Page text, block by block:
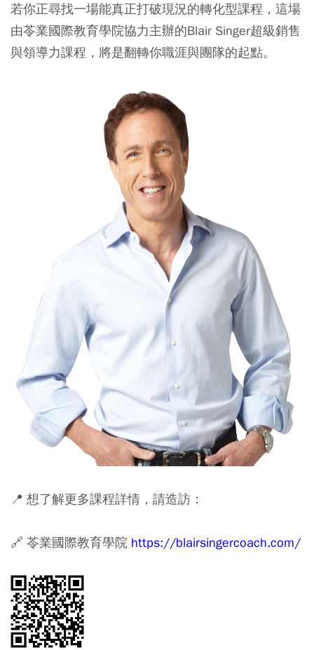
若你正尋找一場能真正打破現況的轉化型課程，這場
由苓業國際教育學院協力主辦的Blair Singer超級銷售
與領導力課程，將是翻轉你職涯與團隊的起點。
📍 想了解更多課程詳情，請造訪：
🔗 苓業國際教育學院 https://blairsingercoach.com/